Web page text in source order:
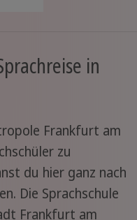
in
Frankfurt am
zu
du hier ganz nach
Die Sprachschule
Frankfurt am